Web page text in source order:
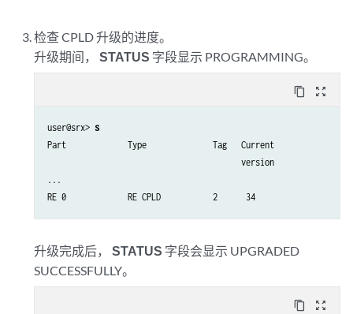
检查 CPLD 升级的进度。
升级期间，STATUS 字段显示 PROGRAMMING。
content_copy zoom_out_map
user@srx> s
Part             Type              Tag   Current
version
...
RE 0             RE CPLD           2      34                   35
升级完成后，STATUS 字段会显示 UPGRADED
SUCCESSFULLY。
content_copy zoom_out_map